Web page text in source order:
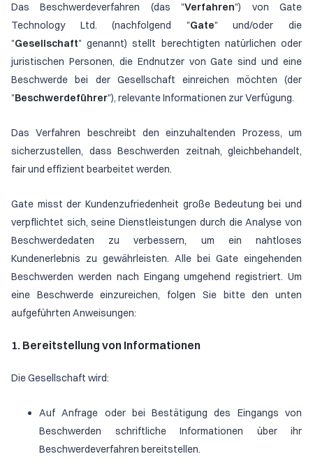
Das Beschwerdeverfahren (das "Verfahren") von Gate
Technology Ltd. (nachfolgend "Gate" und/oder die
"Gesellschaft" genannt) stellt berechtigten natürlichen oder
juristischen Personen, die Endnutzer von Gate sind und eine
Beschwerde bei der Gesellschaft einreichen möchten (der
"Beschwerdeführer"), relevante Informationen zur Verfügung.
Das Verfahren beschreibt den einzuhaltenden Prozess, um
sicherzustellen, dass Beschwerden zeitnah, gleichbehandelt,
fair und effizient bearbeitet werden.
Gate misst der Kundenzufriedenheit große Bedeutung bei und
verpflichtet sich, seine Dienstleistungen durch die Analyse von
Beschwerdedaten zu verbessern, um ein nahtloses
Kundenerlebnis zu gewährleisten. Alle bei Gate eingehenden
Beschwerden werden nach Eingang umgehend registriert. Um
eine Beschwerde einzureichen, folgen Sie bitte den unten
aufgeführten Anweisungen:
1. Bereitstellung von Informationen
Die Gesellschaft wird:
Auf Anfrage oder bei Bestätigung des Eingangs von
Beschwerden schriftliche Informationen über ihr
Beschwerdeverfahren bereitstellen.